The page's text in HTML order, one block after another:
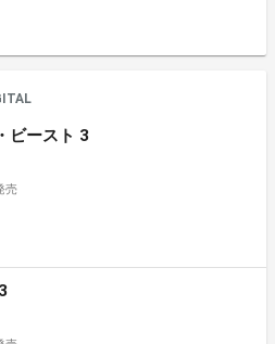
ビースト 3
売